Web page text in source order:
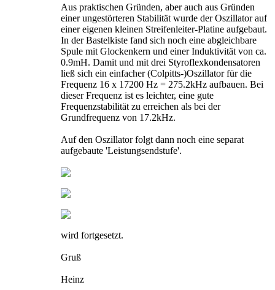
Aus praktischen Gründen, aber auch aus Gründen
einer ungestörteren Stabilität wurde der Oszillator auf
einer eigenen kleinen Streifenleiter-Platine aufgebaut.
In der Bastelkiste fand sich noch eine abgleichbare
Spule mit Glockenkern und einer Induktivität von ca.
0.9mH. Damit und mit drei Styroflexkondensatoren
ließ sich ein einfacher (Colpitts-)Oszillator für die
Frequenz 16 x 17200 Hz = 275.2kHz aufbauen. Bei
dieser Frequenz ist es leichter, eine gute
Frequenzstabilität zu erreichen als bei der
Grundfrequenz von 17.2kHz.
Auf den Oszillator folgt dann noch eine separat
aufgebaute 'Leistungsendstufe'.
wird fortgesetzt.
Gruß
Heinz